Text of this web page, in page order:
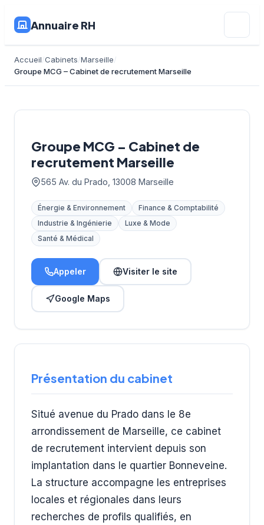
Annuaire RH
Accueil Cabinets Marseille
Groupe MCG – Cabinet de recrutement Marseille
Groupe MCG – Cabinet de
recrutement Marseille
565 Av. du Prado, 13008 Marseille
Énergie & Environnement
Finance & Comptabilité
Industrie & Ingénierie
Luxe & Mode
Santé & Médical
Appeler Visiter le site
Google Maps
Présentation du cabinet
Situé avenue du Prado dans le 8e
arrondissement de Marseille, ce cabinet
de recrutement intervient depuis son
implantation dans le quartier Bonneveine.
La structure accompagne les entreprises
locales et régionales dans leurs
recherches de profils qualifiés, en